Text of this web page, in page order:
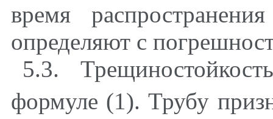
время
определяют с
5.3.
формуле (1). Трубу